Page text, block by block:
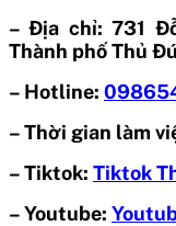
– Địa chỉ: 731
Thành phố Thủ
– Hotline:
– Thời gian làm
– Tiktok: Tiktok
– Youtube: